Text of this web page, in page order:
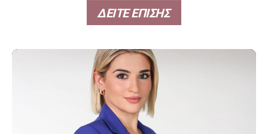
ΔΕΙΤΕ ΕΠΙΣΗΣ